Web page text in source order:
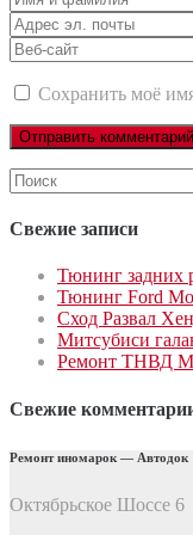
и
фамилия
Адрес
эл.
почты
Веб-
сайт
Сохранить моё
Поиск
для:
Свежие записи
Тюнинг задних
Тюнинг Ford
Сход Развал
Митсубиси
Ремонт ТНВД
Свежие
Ремонт иномарок — Автодок
Октябрьское Шоссе 6